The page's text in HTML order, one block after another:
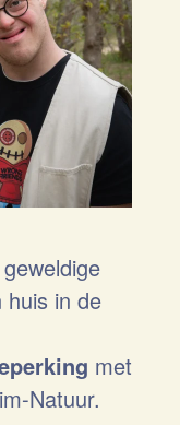
huis in de
met
Natuur.